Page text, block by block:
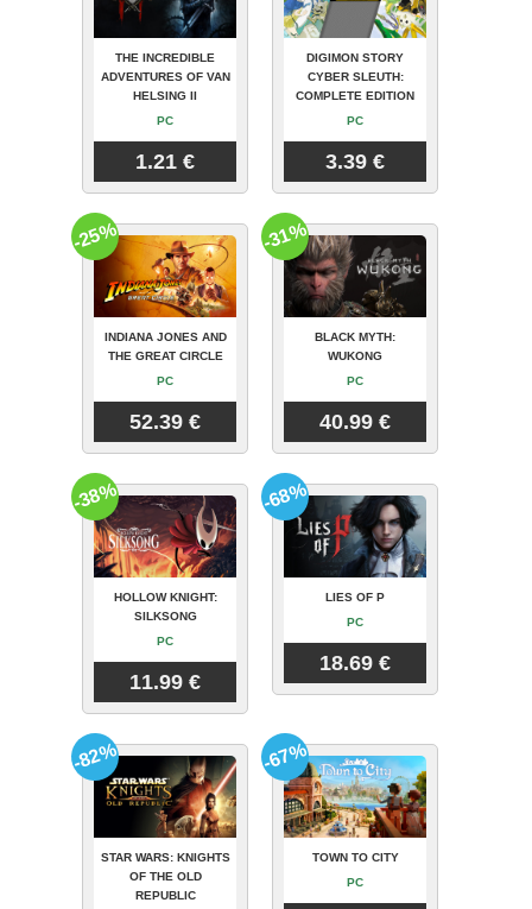
THE INCREDIBLE
ADVENTURES OF VAN
HELSING II
PC
1.21 €
DIGIMON STORY
CYBER SLEUTH:
COMPLETE EDITION
PC
3.39 €
INDIANA JONES AND
THE GREAT CIRCLE
PC
52.39 €
-25%
BLACK MYTH:
WUKONG
PC
40.99 €
-31%
HOLLOW KNIGHT:
SILKSONG
PC
11.99 €
-38%
LIES OF P
PC
18.69 €
-68%
STAR WARS: KNIGHTS
OF THE OLD
REPUBLIC
-82%
TOWN TO CITY
PC
-67%